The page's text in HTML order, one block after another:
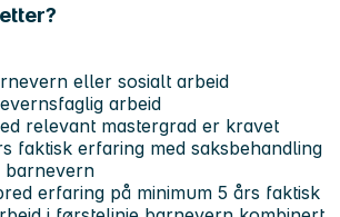
eller sosialt arbeid
arbeid
relevant mastergrad er kravet
faktisk erfaring med saksbehandling
barnevern
erfaring på minimum 5 års faktisk